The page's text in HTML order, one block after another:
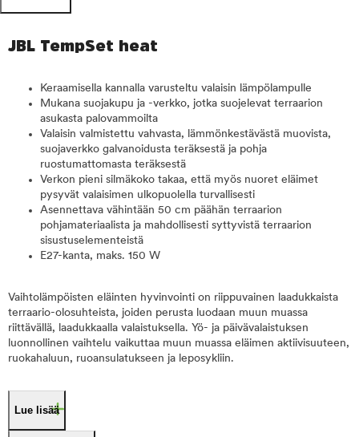
JBL TempSet heat
Keraamisella kannalla varusteltu valaisin lämpölampulle
Mukana suojakupu ja -verkko, jotka suojelevat terraarion
asukasta palovammoilta
Valaisin valmistettu vahvasta, lämmönkestävästä muovista,
suojaverkko galvanoidusta teräksestä ja pohja
ruostumattomasta teräksestä
Verkon pieni silmäkoko takaa, että myös nuoret eläimet
pysyvät valaisimen ulkopuolella turvallisesti
Asennettava vähintään 50 cm päähän terraarion
pohjamateriaalista ja mahdollisesti syttyvistä terraarion
sisustuselementeistä
E27-kanta, maks. 150 W
Vaihtolämpöisten eläinten hyvinvointi on riippuvainen laadukkaista
terraario-olosuhteista, joiden perusta luodaan muun muassa
riittävällä, laadukkaalla valaistuksella. Yö- ja päivävalaistuksen
luonnollinen vaihtelu vaikuttaa muun muassa eläimen aktiivisuuteen,
ruokahaluun, ruoansulatukseen ja leposykliin.
Lue lisää